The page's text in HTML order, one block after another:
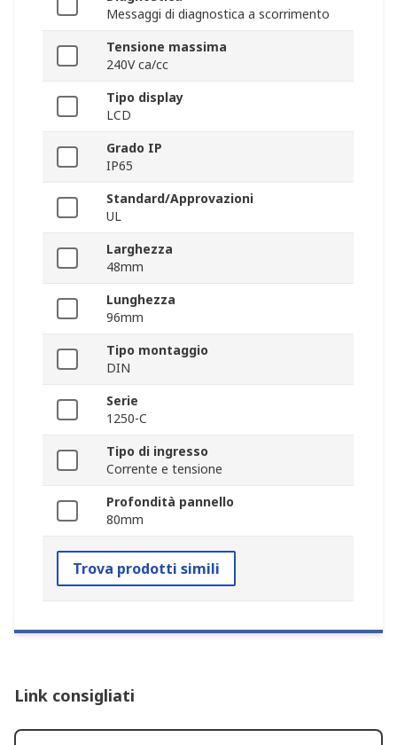
Messaggi di diagnostica a scorrimento
Tensione massima
240V ca/cc
Tipo display
LCD
Grado IP
IP65
Standard/Approvazioni
UL
Larghezza
48mm
Lunghezza
96mm
Tipo montaggio
DIN
Serie
1250-C
Tipo di ingresso
Corrente e tensione
Profondità pannello
80mm
Trova prodotti simili
Link consigliati